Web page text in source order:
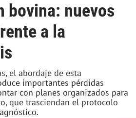
bovina: nuevos
a la
el abordaje de esta
importantes pérdidas
con planes organizados para
que trasciendan el protocolo